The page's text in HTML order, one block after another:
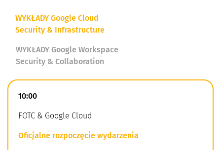
WYKŁADY Google Cloud
Security & Infrastructure
WYKŁADY Google Workspace
Security & Collaboration
10:00
FOTC & Google Cloud
Oficjalne rozpoczęcie wydarzenia